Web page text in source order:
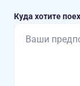
Куда хотите